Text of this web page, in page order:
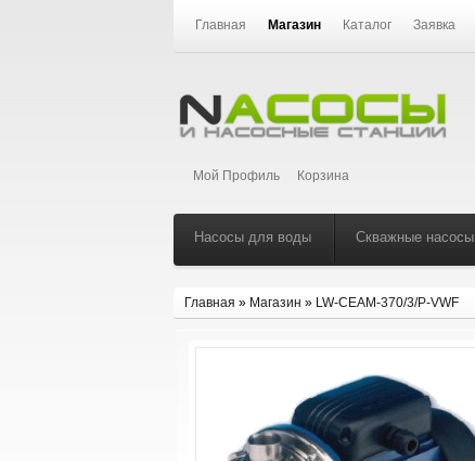
Главная Магазин Каталог Заявка
Мой Профиль Корзина
Насосы для воды Скважные насосы
Главная » Магазин » LW-CEAM-370/3/P-VWF